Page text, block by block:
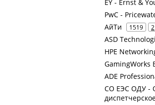
EY - Ernst &
PwC -
АйТи 1519 2
ASD
HPE
GamingWorks
ADE
СО ЕЭС ОДУ -